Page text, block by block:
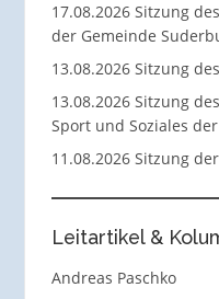
17.08.2026 Sitzung
der Gemeinde
13.08.2026 Sitzung
13.08.2026 Sitzung
Sport und Soziales
11.08.2026 Sitzung
Leitartikel &
Andreas Paschko